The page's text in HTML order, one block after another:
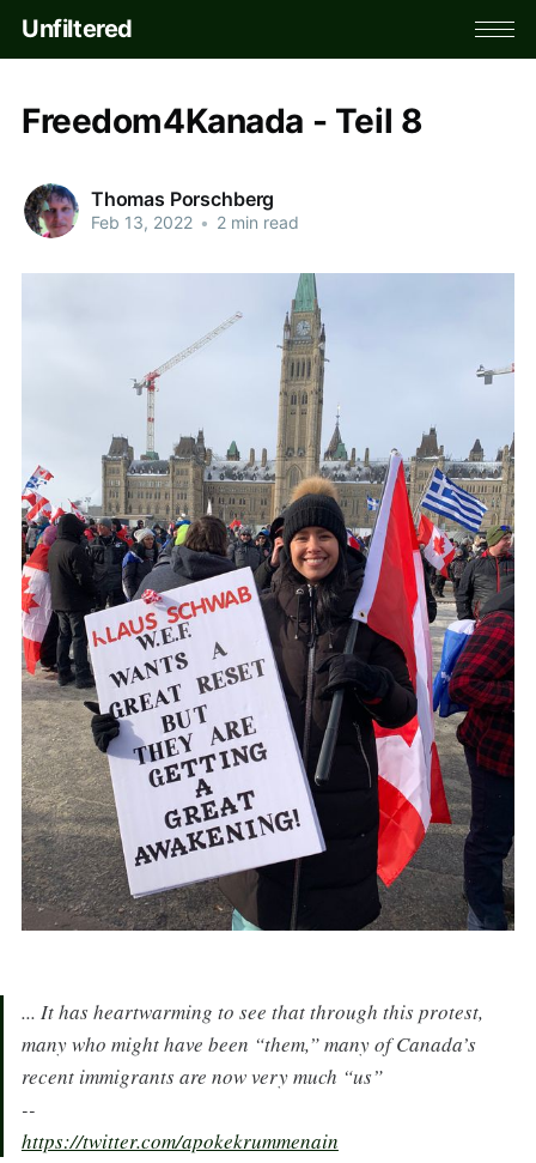
Unfiltered
Freedom4Kanada - Teil 8
Thomas Porschberg
Feb 13, 2022 • 2 min read
... It has heartwarming to see that through this protest,
many who might have been “them,” many of Canada’s
recent immigrants are now very much “us”
--
https://twitter.com/apokekrummenain